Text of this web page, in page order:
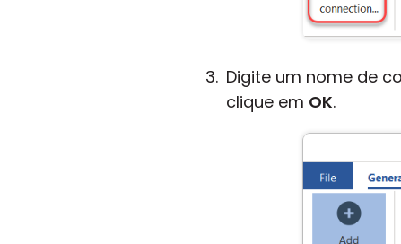
Digite um nome de
clique em OK.